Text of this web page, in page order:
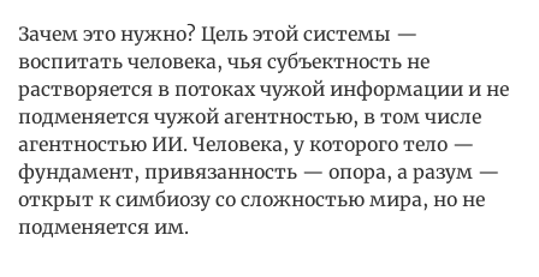
Зачем это нужно? Цель этой системы —
воспитать человека, чья субъектность не
растворяется в потоках чужой информации и не
подменяется чужой агентностью, в том числе
агентностью ИИ. Человека, у которого тело —
фундамент, привязанность — опора, а разум —
открыт к симбиозу со сложностью мира, но не
подменяется им.